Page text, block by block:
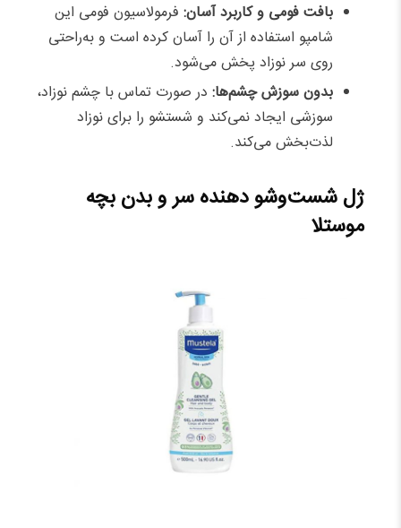
بافت فومی و کاربرد آسان:فرمولاسیون فومی این
شامپو استفاده از آن را آسان کرده است و به‌راحتی
روی سر نوزاد پخش می‌شود.
بدون سوزش چشم‌ها:در صورت تماس با چشم نوزاد،
سوزشی ایجاد نمی‌کند و شستشو را برای نوزاد
لذت‌بخش می‌کند.
ژل شست‌وشو دهنده سر و بدن بچه
موستلا